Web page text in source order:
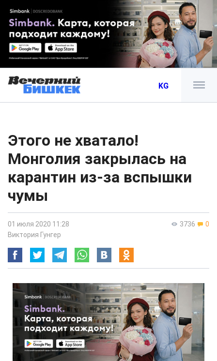
KG
Этого не хватало!
Монголия закрылась на
карантин из-за вспышки
чумы
3736 0
01 июля 2020 11:28
Виктория Гунгер